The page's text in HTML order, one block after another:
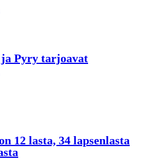
Pyry tarjoavat
12 lasta, 34 lapsenlasta